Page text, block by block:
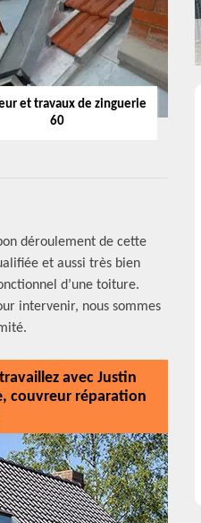
et travaux de zinguerie
60
déroulement de cette
et aussi très bien
d’une toiture.
intervenir, nous sommes
avec Justin
couvreur réparation